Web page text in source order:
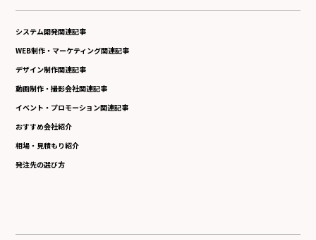
システム開発関連記事
WEB制作・マーケティング関連記事
デザイン制作関連記事
動画制作・撮影会社関連記事
イベント・プロモーション関連記事
おすすめ会社紹介
相場・見積もり紹介
発注先の選び方